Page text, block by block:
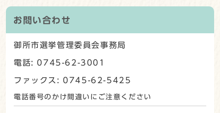
お問い合わせ
御所市選挙管理委員会事務局
電話: 0745-62-3001
ファックス: 0745-62-5425
電話番号のかけ間違いにご注意ください